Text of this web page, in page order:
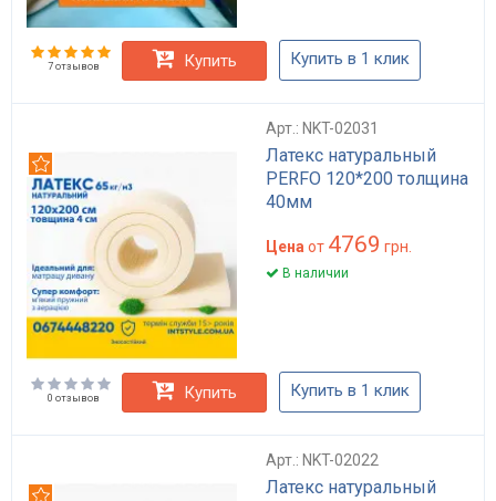
7 отзывов Купить Купить в 1 клик
Арт.: NKT-02031
Латекс натуральный
PERFO 120*200 толщина
40мм
Цена от 4769 грн.
В наличии
0 отзывов Купить Купить в 1 клик
Арт.: NKT-02022
Латекс натуральный